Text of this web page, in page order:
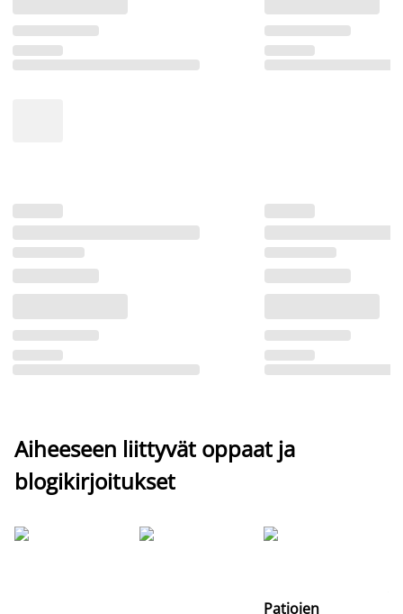
Aiheeseen liittyvät oppaat ja
blogikirjoitukset
Patjojen